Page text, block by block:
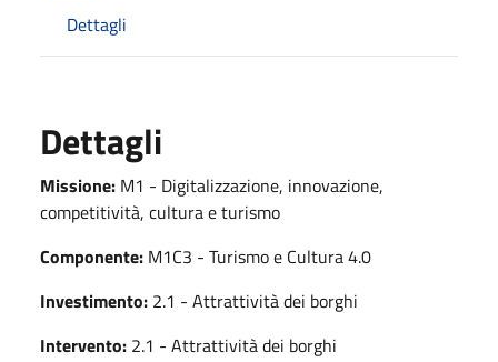
Dettagli
Dettagli
Missione: M1 - Digitalizzazione, innovazione,
competitività, cultura e turismo
Componente: M1C3 - Turismo e Cultura 4.0
Investimento: 2.1 - Attrattività dei borghi
Intervento: 2.1 - Attrattività dei borghi